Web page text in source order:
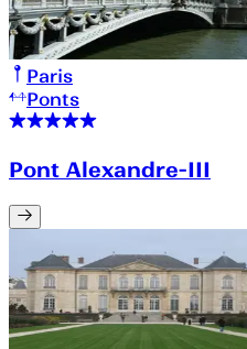
Paris
Ponts
Pont Alexandre-III